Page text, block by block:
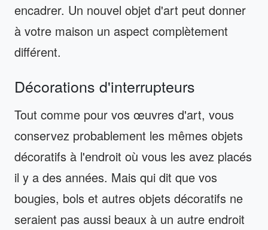
encadrer. Un nouvel objet d'art peut donner
à votre maison un aspect complètement
différent.
Décorations d'interrupteurs
Tout comme pour vos œuvres d'art, vous
conservez probablement les mêmes objets
décoratifs à l'endroit où vous les avez placés
il y a des années. Mais qui dit que vos
bougies, bols et autres objets décoratifs ne
seraient pas aussi beaux à un autre endroit